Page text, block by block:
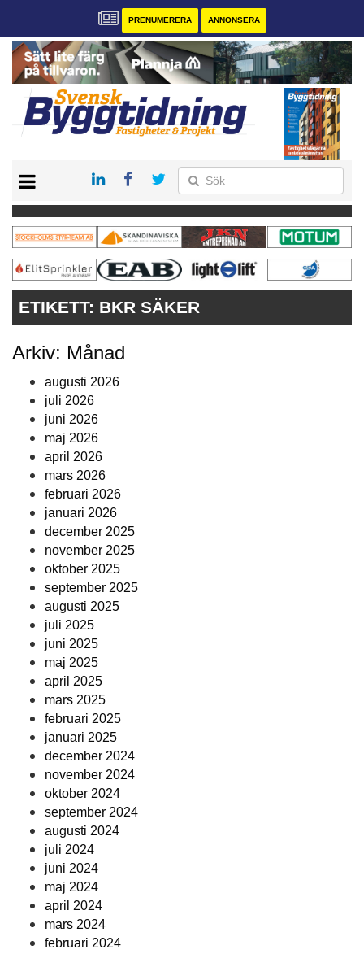
PRENUMERERA ANNONSERA
PRENUMERERA
VÅRA ANDRA MAGASIN
ANNONSERA
KONTAKT
ETIKETT: BKR SÄKER
Arkiv: Månad
augusti 2026
juli 2026
juni 2026
maj 2026
april 2026
mars 2026
februari 2026
januari 2026
december 2025
november 2025
oktober 2025
september 2025
augusti 2025
juli 2025
juni 2025
maj 2025
april 2025
mars 2025
februari 2025
januari 2025
december 2024
november 2024
oktober 2024
september 2024
augusti 2024
juli 2024
juni 2024
maj 2024
april 2024
mars 2024
februari 2024